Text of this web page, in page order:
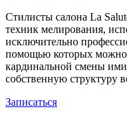
Стилисты салона La
техник мелирования,
исключительно
помощью которых можно
кардинальной смены
собственную структуру
Записаться